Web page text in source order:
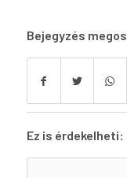
Bejegyzés
Ez is érdekelheti: